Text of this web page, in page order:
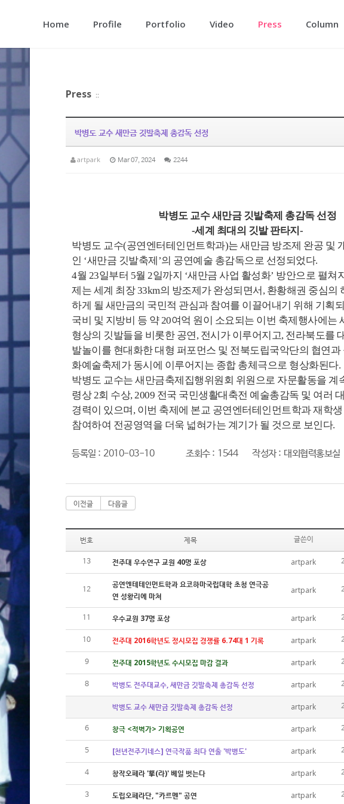
Home
Profile Portfolio Video Press Column
Press ::
박병도 교수 새만금 깃발축제 총감독 선정
artpark Mar 07, 2024 2244
박병도 교수 새만금 깃발축제 총감독 선정
-세계 최대의 깃발 판타지-
박병도 교수(공연엔터테인먼트학과)는 새만금 방조제 완공 및
인 ‘새만금 깃발축제’의 공연예술 총감독으로 선정되었다.
4월 23일부터 5월 2일까지 ‘새만금 사업 활성화’ 방안으로 펼쳐
제는 세계 최장 33km의 방조제가 완성되면서, 환황해권 중심의
하게 될 새만금의 국민적 관심과 참여를 이끌어내기 위해 기획
국비 및 지방비 등 약 20여억 원이 소요되는 이번 축제행사에는
형상의 깃발들을 비롯한 공연, 전시가 이루어지고, 전라북도를
발놀이를 현대화한 대형 퍼포먼스 및 전북도립국악단의 협연과
화예술축제가 동시에 이루어지는 종합 총체극으로 형상화된다.
박병도 교수는 새만금축제집행위원회 위원으로 자문활동을 계
령상 2회 수상, 2009 전국 국민생활대축전 예술총감독 및 여러
경력이 있으며, 이번 축제에 본교 공연엔터테인먼트학과 재학
참여하여 전공영역을 더욱 넓혀가는 계기가 될 것으로 보인다.
등록일 : 2010-03-10 조회수 : 1544 작성자 : 대외협력홍보실
이전글 다음글
번호 제목 글쓴이
13 전주대 우수연구 교원 40명 포상 artpark
12
공연엔테테인먼트학과 요코하마국립대학 초청 연극공
연 성황리에 마쳐
artpark
11 우수교원 37명 포상 artpark
10 전주대 2016학년도 정시모집 경쟁률 6.74대 1 기록 artpark
9 전주대 2015학년도 수시모집 마감 결과 artpark
8 박병도 전주대교수, 새만금 깃발축제 총감독 선정 artpark
박병도 교수 새만금 깃발축제 총감독 선정 artpark
6 창극 <적벽가> 기획공연 artpark
5 [천년전주기네스] 연극작품 최다 연출 '박병도' artpark
4 창작오페라 '拏(라)' 베일 벗는다 artpark
3 도립오페라단, "카르멘" 공연 artpark